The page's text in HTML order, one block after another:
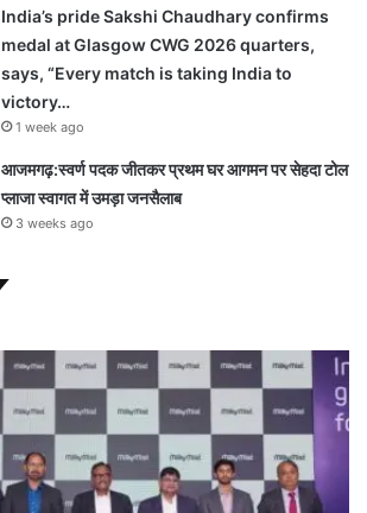
India’s pride Sakshi Chaudhary confirms
medal at Glasgow CWG 2026 quarters,
says, “Every match is taking India to
victory…
1 week ago
आजमगढ़:स्वर्ण पदक जीतकर प्रथम घर आगमन पर सेहदा टोल
प्लाजा स्वागत में उमड़ा जनसैलाब
3 weeks ago